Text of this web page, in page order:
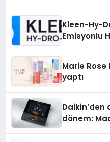
Kleen-Hy-
Emisyonlu
Marie
yaptı
Daikin’den
dönem: